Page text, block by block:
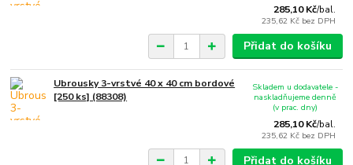
285,10 Kč/bal.
235,62 Kč bez DPH
Přidat do košíku
Ubrousky 3-vrstvé 40 x 40 cm bordové
[250 ks] (88308)
285,10 Kč/bal.
235,62 Kč bez DPH
Skladem u dodavatele -
naskladňujeme denně
(v prac. dny)
Přidat do košíku